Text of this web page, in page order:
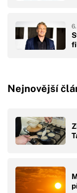
Nejnovější